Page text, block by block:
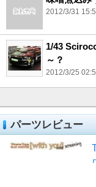
2012/3/31
1/43
～？
2012/3/25
パーツレビュー